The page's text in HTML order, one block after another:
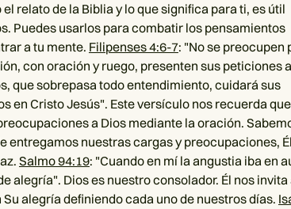
relato de la Biblia y lo que significa para ti, es útil
Puedes usarlos para combatir los pensamientos
a tu mente. Filipenses 4:6-7: "No se preocupen
con oración y ruego, presenten sus peticiones
que sobrepasa todo entendimiento, cuidará sus
en Cristo Jesús". Este versículo nos recuerda que
a Dios mediante la oración.
entregamos nuestras cargas y preocupaciones,
Salmo 94:19: "Cuando en mí la angustia iba en
alegría". Dios es nuestro consolador. Él nos invita
alegría definiendo cada uno de nuestros días.